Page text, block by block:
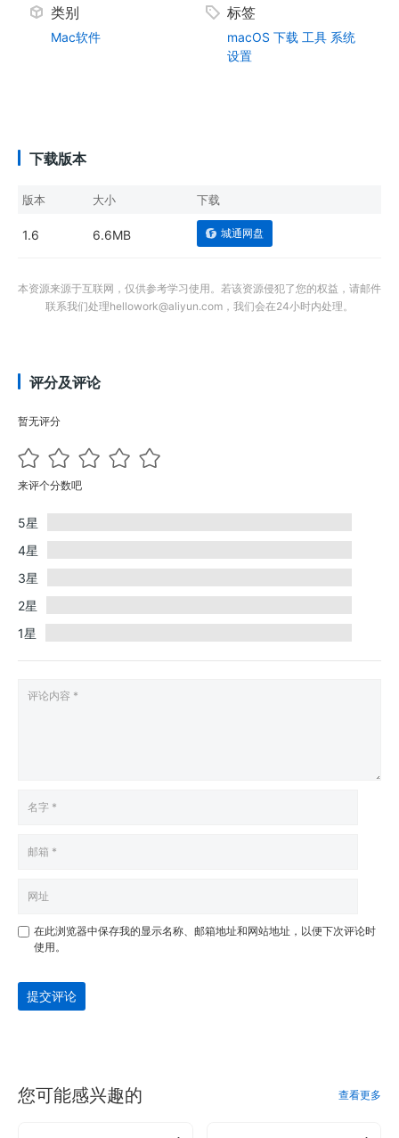
类别
Mac软件
标签
macOS 下载 工具 系统
设置
下载版本
版本 大小 下载
1.6 6.6MB 城通网盘
本资源来源于互联网，仅供参考学习使用。若该资源侵犯了您的权益，请邮件
联系我们处理hellowork@aliyun.com，我们会在24小时内处理。
评分及评论
暂无评分
来评个分数吧
5星
4星
3星
2星
1星
在此浏览器中保存我的显示名称、邮箱地址和网站地址，以便下次评论时
使用。
提交评论
您可能感兴趣的 查看更多